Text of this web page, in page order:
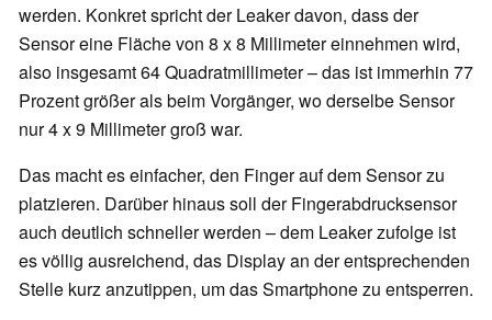
werden. Konkret spricht der Leaker davon, dass der
Sensor eine Fläche von 8 x 8 Millimeter einnehmen wird,
also insgesamt 64 Quadratmillimeter – das ist immerhin 77
Prozent größer als beim Vorgänger, wo derselbe Sensor
nur 4 x 9 Millimeter groß war.
Das macht es einfacher, den Finger auf dem Sensor zu
platzieren. Darüber hinaus soll der Fingerabdrucksensor
auch deutlich schneller werden – dem Leaker zufolge ist
es völlig ausreichend, das Display an der entsprechenden
Stelle kurz anzutippen, um das Smartphone zu entsperren.